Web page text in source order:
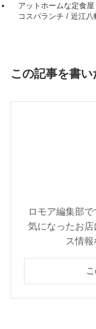
アットホームな定食
コスパランチ / 近江八
この記事を書い
ロモア編集部
気になったお
ス情報